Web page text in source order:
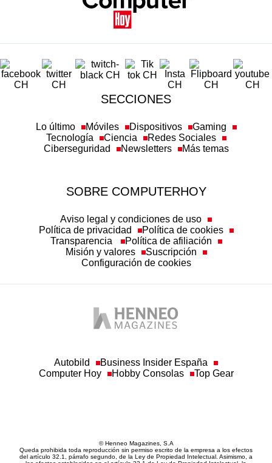
SECCIONES
Lo último Móviles Dispositivos
Gaming
Tecnología
Ciencia
Redes Sociales
Ciberseguridad
Newsletters Más temas
SOBRE COMPUTERHOY
Aviso legal y condiciones de uso
Política de privacidad
Política de cookies
Transparencia
Política de afiliación
Misión y valores
Suscripción
Configuración de cookies
Autobild
Business Insider España
Computer Hoy
Hobby Consolas Top Gear
© Henneo Magazines, S.A
Queda prohibida toda reproducción sin permiso escrito de la empresa a los efectos
del artículo 32.1, párrafo segundo, de la Ley de Propiedad Intelectual. Asimismo, a